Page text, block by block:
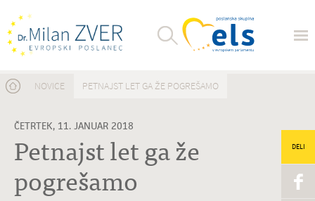
Nahajate se tukaj
NOVICE PETNAJST LET GA ŽE POGREŠAMO
ČETRTEK, 11. JANUAR 2018
Petnajst let ga že
pogrešamo
DELI